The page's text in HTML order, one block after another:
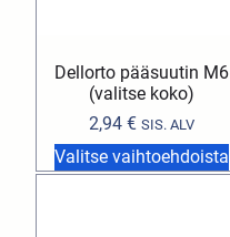
Dellorto pääsuutin M6
(valitse koko)
2,94€ SIS. ALV
Valitse vaihtoehdoista